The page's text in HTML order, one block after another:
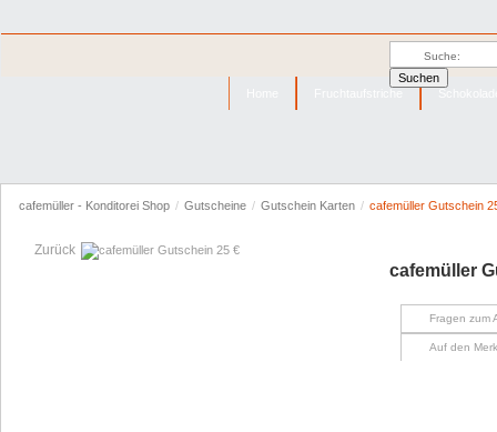
cafemüller - Konditorei Shop / Gutscheine / Gutschein Karten / cafemüller Gutschein
Zurück
cafemüller
Fragen zum
Auf den